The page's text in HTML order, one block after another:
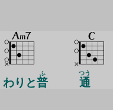
わりと普
ふ
通
つう